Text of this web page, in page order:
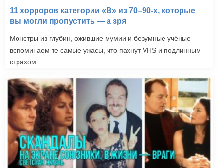
11 хорроров категории «B» из 70–90-х, которые
вы могли пропустить — а зря
Монстры из глубин, ожившие мумии и безумные учёные —
вспоминаем те самые ужасы, что пахнут VHS и подлинным
страхом